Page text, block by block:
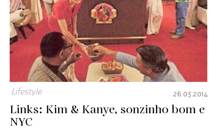
Lifestyle 26.03.2014
Links: Kim & Kanye, sonzinho bom e
NYC